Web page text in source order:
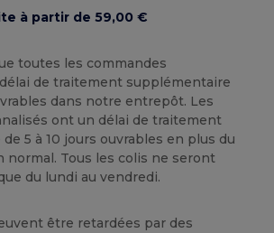
à partir de 59,00 €
toutes les commandes
de traitement supplémentaire
dans notre entrepôt. Les
ont un délai de traitement
5 à 10 jours ouvrables en plus du
normal. Tous les colis ne seront
du lundi au vendredi.
être retardées par des